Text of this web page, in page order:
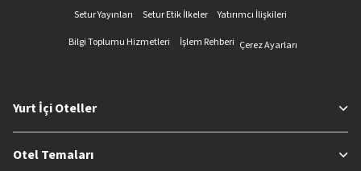
Setur Yayınları
Setur Etik İlkeler
Yatırımcı İlişkileri
Bilgi Toplumu Hizmetleri
İşlem Rehberi Çerez Ayarları
Yurt İçi Oteller
Otel Temaları